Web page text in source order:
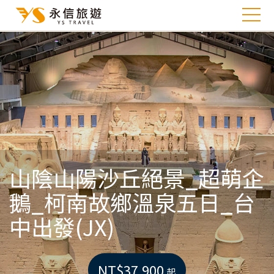
山陰山陽沙丘絕景_超萌企
鵝_柯南故鄉溫泉五日_台
中出發(JX)
NT$37,900